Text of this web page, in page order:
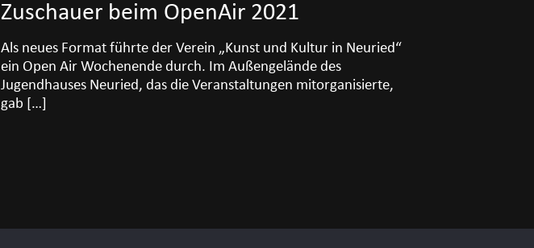
Zuschauer beim OpenAir 2021
Als neues Format führte der Verein „Kunst und Kultur in Neuried“
ein Open Air Wochenende durch. Im Außengelände des
Jugendhauses Neuried, das die Veranstaltungen mitorganisierte,
gab […]